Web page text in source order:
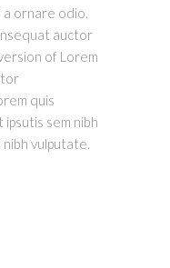
ornare odio.
auctor
of Lorem
quis
sem nibh
vulputate.